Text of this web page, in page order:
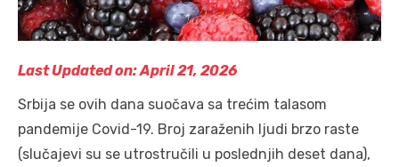
Last Updated on: April 21, 2026
Srbija se ovih dana suočava sa trećim talasom
pandemije Covid-19. Broj zaraženih ljudi brzo raste
(slučajevi su se utrostručili u poslednjih deset dana),